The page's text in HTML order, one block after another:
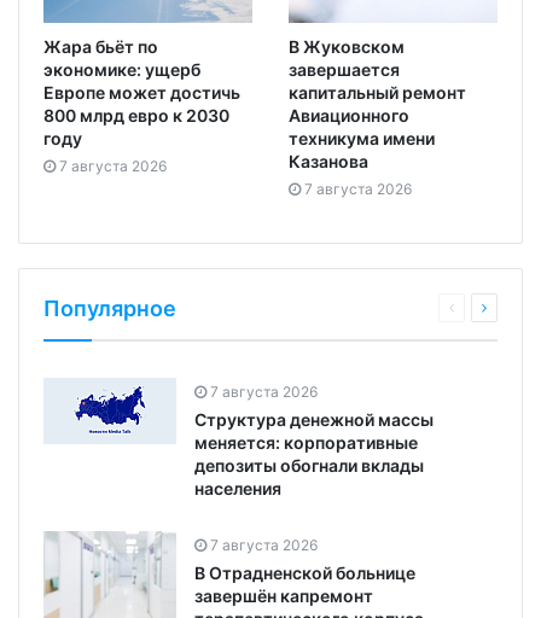
Жара бьёт по
экономике: ущерб
Европе может достичь
800 млрд евро к 2030
году
7 августа 2026
В Жуковском
завершается
капитальный ремонт
Авиационного
техникума имени
Казанова
7 августа 2026
Популярное
7 августа 2026
Структура денежной массы
меняется: корпоративные
депозиты обогнали вклады
населения
7 августа 2026
В Отрадненской больнице
завершён капремонт